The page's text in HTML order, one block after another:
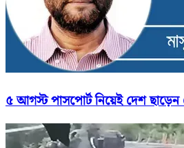
৫ আগস্ট পাসপোর্ট নিয়েই দেশ ছাড়েন